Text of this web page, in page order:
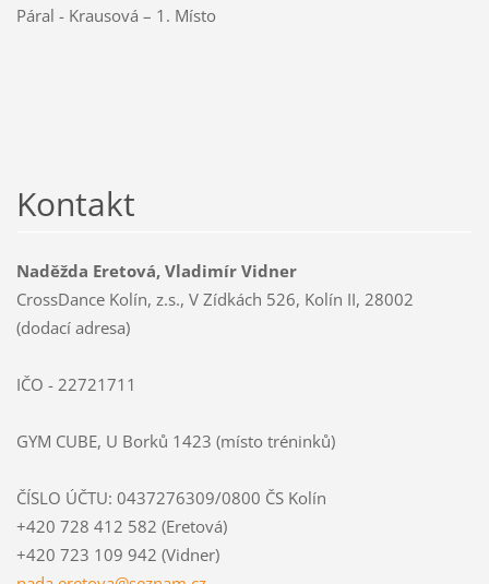
Páral - Krausová – 1. Místo
Kontakt
Naděžda Eretová, Vladimír Vidner
CrossDance Kolín, z.s., V Zídkách 526, Kolín II, 28002
(dodací adresa)
IČO - 22721711
GYM CUBE, U Borků 1423 (místo tréninků)
ČÍSLO ÚČTU: 0437276309/0800 ČS Kolín
+420 728 412 582 (Eretová)
+420 723 109 942 (Vidner)